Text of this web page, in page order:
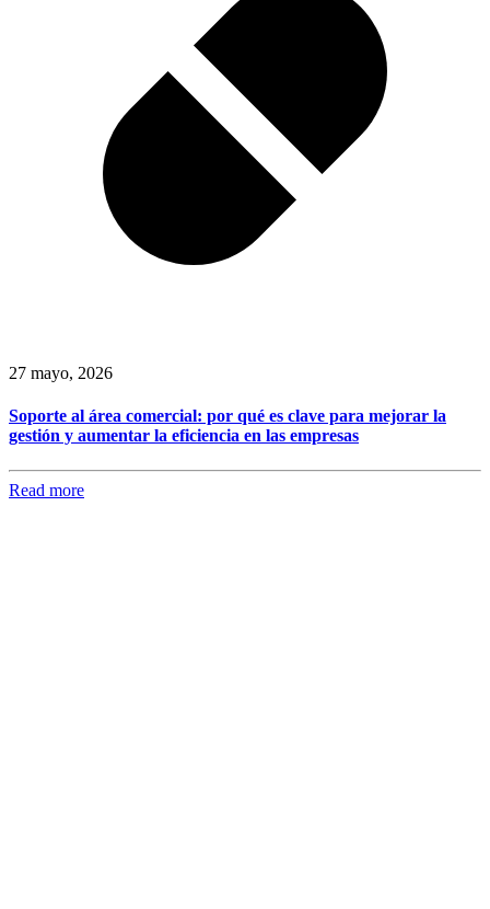
27 mayo, 2026
Soporte al área comercial: por qué es clave para mejorar la
gestión y aumentar la eficiencia en las empresas
Read more